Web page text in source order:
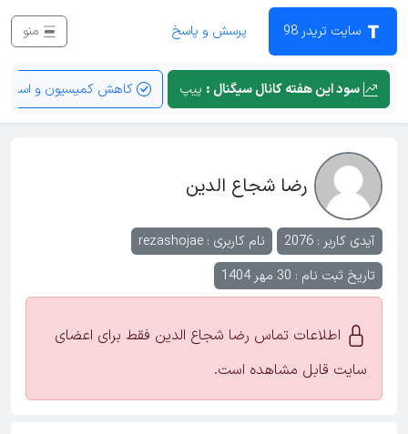
سایت تریدر 98 پرسش و پاسخ
سود این هفته کانال سیگنال : پیپ کاهش کمیسیون و اسپرد
رضا شجاع الدین
آیدی کاربر : 2076 نام کاربری : rezashojae
تاریخ ثبت نام : 30 مهر 1404
اطلاعات تماس رضا شجاع الدین فقط برای اعضای
سایت قابل مشاهده است.